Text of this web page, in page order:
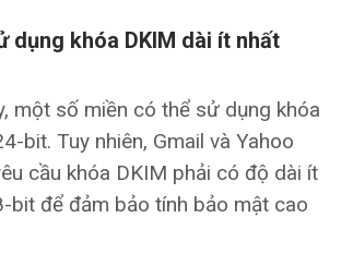
dụng khóa DKIM dài ít nhất
một số miền có thể sử dụng khóa
bit. Tuy nhiên, Gmail và Yahoo
cầu khóa DKIM phải có độ dài ít
bit để đảm bảo tính bảo mật cao